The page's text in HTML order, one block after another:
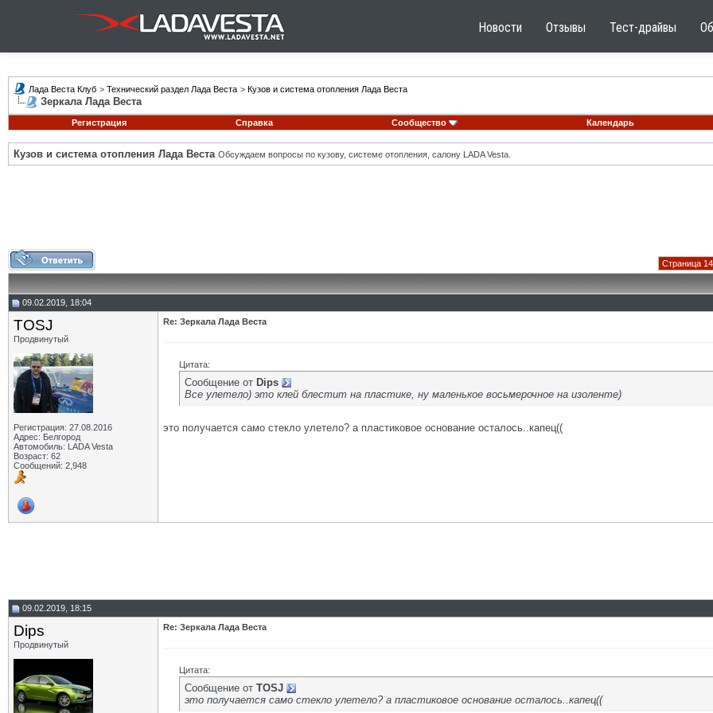
Новости Отзывы Тест-драйвы
Лада Веста Клуб > Технический раздел Лада Веста > Кузов и система отопления Лада Веста
Зеркала Лада Веста
Регистрация
Справка Сообщество Календарь
Кузов и система отопления Лада Веста Обсуждаем вопросы по кузову, системе отопления, салону LADA Vesta.
Страница
09.02.2019, 18:04
TOSJ
Продвинутый
Регистрация: 27.08.2016
Адрес: Белгород
Автомобиль: LADA Vesta
Возраст: 62
Сообщений: 2,948
Re: Зеркала Лада Веста
Цитата:
Сообщение от Dips
Все улетело) это клей блестит на пластике, ну маленькое восьмерочное на изоленте)
это получается само стекло улетело? а пластиковое основание осталось..капец((
09.02.2019, 18:15
Dips
Продвинутый
Re: Зеркала Лада Веста
Цитата:
Сообщение от TOSJ
это получается само стекло улетело? а пластиковое основание осталось..капец((